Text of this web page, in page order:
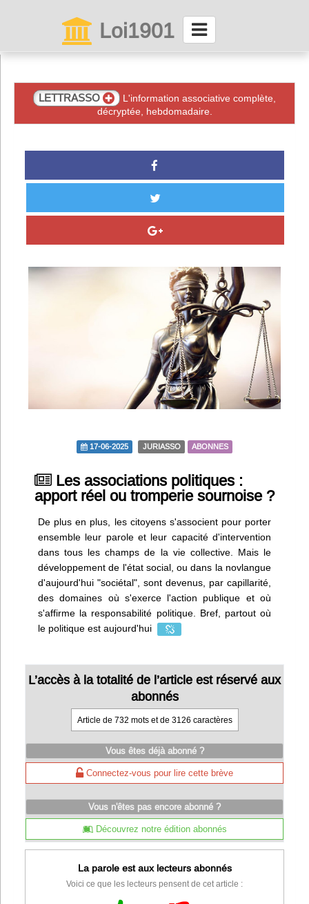
Loi1901
Connexion
Partager
VieAsso
Nous contacter
LETTRASSO
L'information associative complète,
décryptée, hebdomadaire.
17-06-2025 JURIASSO ABONNES
Les associations politiques :
apport réel ou tromperie sournoise ?
De plus en plus, les citoyens s'associent pour porter
ensemble leur parole et leur capacité d'intervention
dans tous les champs de la vie collective. Mais le
développement de l'état social, ou dans la novlangue
d'aujourd'hui "sociétal", sont devenus, par capillarité,
des domaines où s'exerce l'action publique et où
s'affirme la responsabilité politique. Bref, partout où
le politique est aujourd'hui
L’accès à la totalité de l’article est réservé aux
abonnés
Article de 732 mots et de 3126 caractères
Vous êtes déjà abonné ?
Connectez-vous pour lire cette brève
Vous n'êtes pas encore abonné ?
Découvrez notre édition abonnés
La parole est aux lecteurs abonnés
Voici ce que les lecteurs pensent de cet article :